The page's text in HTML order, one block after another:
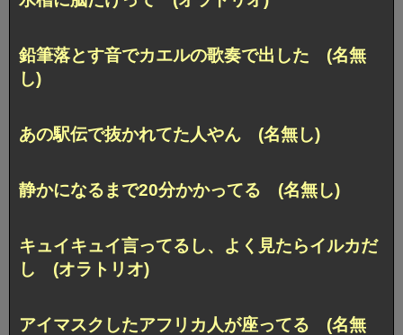
鉛筆落とす音でカエルの歌奏で出した (名無
し)
あの駅伝で抜かれてた人やん (名無し)
静かになるまで20分かかってる (名無し)
キュイキュイ言ってるし、よく見たらイルカだ
し (オラトリオ)
アイマスクしたアフリカ人が座ってる (名無